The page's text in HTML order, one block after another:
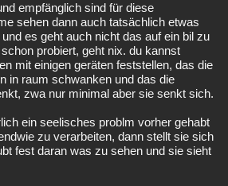
empfänglich sind für diese
sehen dann auch tatsächlich etwas
es geht auch nicht das auf ein bil zu
probiert, geht nix. du kannst
mit einigen geräten feststellen, das die
in raum schwanken und das die
zwa nur minimal aber sie senkt sich.
ein seelisches problm vorher gehabt
zu verarbeiten, dann stellt sie sich
fest daran was zu sehen und sie sieht